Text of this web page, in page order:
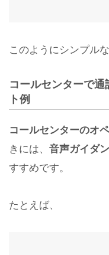
このようにシンプル
コールセンターで
ト例
コールセンターのオ
きには、 音声ガイダ
すすめです。
たとえば、